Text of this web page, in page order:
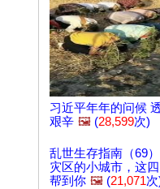
习近平年年的问候
艰辛 🖼️ (28,599次)
乱世生存指南（69
灾区的小城市，这
帮到你 🖼️ (21,071次